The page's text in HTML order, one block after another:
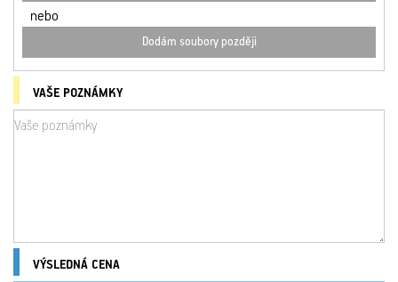
VAŠE POZNÁMKY
nebo
Dodám soubory později
VÝSLEDNÁ CENA